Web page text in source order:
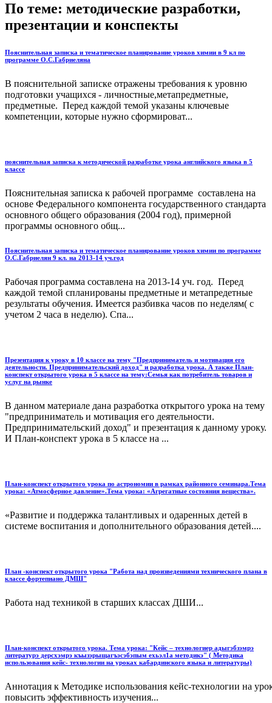
По теме: методические разработки,
презентации и конспекты
Пояснительная записка и тематическое планирование уроков химии в 9 кл по
программе О.С.Габриеляна
В пояснительной записке отражены требования к уровню
подготовки учащихся - личностные,метапредметные,
предметные. Перед каждой темой указаны ключевые
компетенции, которые нужно сформироват...
пояснительная записка к методической разработке урока английского языка в 5
классе
Пояснительная записка к рабочей программе составлена на
основе Федерального компонента государственного стандарта
основного общего образования (2004 год), примерной
программы основного общ...
Пояснительная записка и тематическое планирование уроков химии по программе
О.С.Габриелян 9 кл. на 2013-14 уч.год
Рабочая программа составлена на 2013-14 уч. год. Перед
каждой темой спланированы предметные и метапредетные
результаты обучения. Имеется разбивка часов по неделям( с
учетом 2 часа в неделю). Спа...
Презентация к уроку в 10 классе на тему "Предприниматель и мотивация его
деятельности. Предпринимательский доход" и разработка урока. А также План-
конспект открытого урока в 5 классе на тему:Семья как потребитель товаров и
услуг на рынке
В данном материале дана разработка открытого урока на тему
"предприниматель и мотивация его деятельности.
Предпринимательский доход" и презентация к данному уроку.
И План-конспект урока в 5 классе на ...
План-конспект открытого урока по астрономии в рамках районного семинара.Тема
урока: «Атмосферное давление».Тема урока: «Агрегатные состояния вещества».
«Развитие и поддержка талантливых и одаренных детей в
системе воспитания и дополнительного образования детей....
План -конспект открытого урока "Работа над произведениями технического плана в
классе фортепиано ДМШ"
Работа над техникой в старших классах ДШИ...
План-конспект открытого урока. Тема урока: "Кейс – технологиер адыгэбзэмрэ
литературэ дерсхэмрэ къызэрыщагъэсэбэпым ехьэл1а методикэ" ( Методика
использования кейс- технологии на уроках кабардинского языка и литературы)
Аннотация к Методике использования кейс‑технологии на
повысить эффективность изучения...